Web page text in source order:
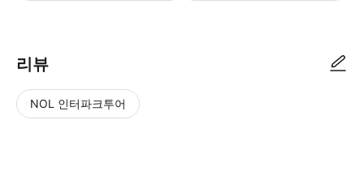
리뷰
NOL 인터파크투어